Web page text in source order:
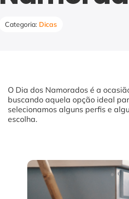
Categoria: Dicas
O Dia dos Namorados é a
buscando aquela opção ideal
selecionamos alguns perfis e
escolha.